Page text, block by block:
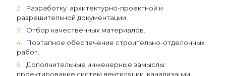
Разработку архитектурно-проектной и
разрешительной документации.
Отбор качественных материалов.
Поэтапное обеспечение строительно-отделочных
работ.
Дополнительные инженерные замыслы:
проектирование систем вентиляции, канализации,